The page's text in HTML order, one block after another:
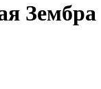
Зембра